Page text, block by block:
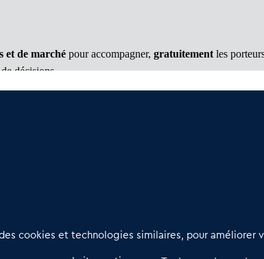
et de marché pour accompagner, gratuitement les
décisions.
54 56 03 17
cookies et technologies similaires, pour